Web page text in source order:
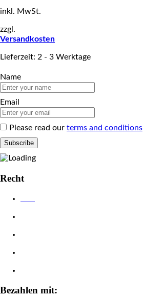
inkl. MwSt.
zzgl.
Versandkosten
Lieferzeit: 2 - 3 Werktage
Name
Email
Please read our terms and conditions
Recht
Bezahlen mit: